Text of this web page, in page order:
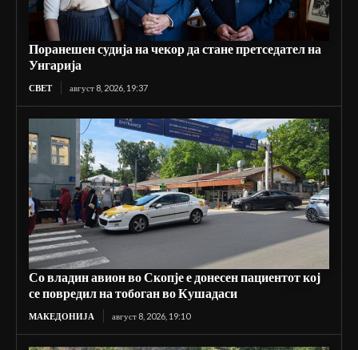
Поранешен судија на чекор да стане претседател на
Унгарија
СВЕТ август 8, 2026, 19:37
Со владин авион во Скопје е донесен пациентот кој
се повредил на тобоган во Кушадаси
МАКЕДОНИЈА август 8, 2026, 19:10